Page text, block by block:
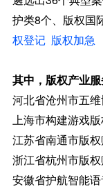
护类8个、版权国
权登记 版权加急
其中，版权产业
河北省沧州市五
上海市构建游戏
江苏省南通市版
浙江省杭州市版
安徽省护航智能